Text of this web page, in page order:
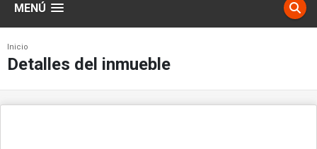
MENÚ
Inicio
Detalles del inmueble